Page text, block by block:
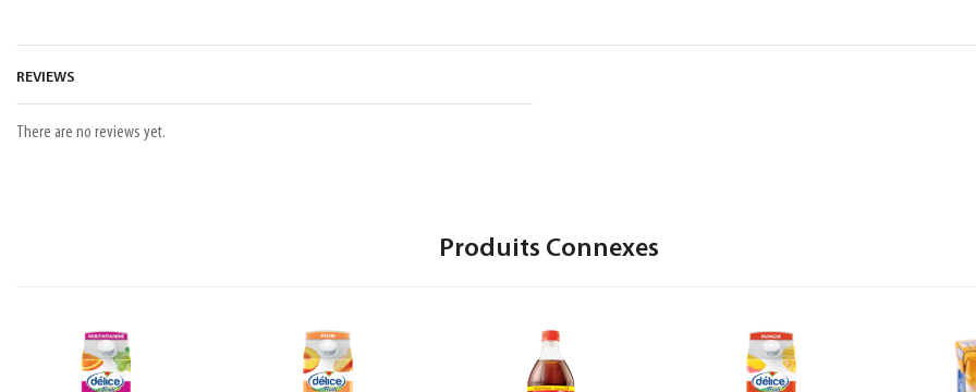
REVIEWS
There are no reviews yet.
Produits Connexes